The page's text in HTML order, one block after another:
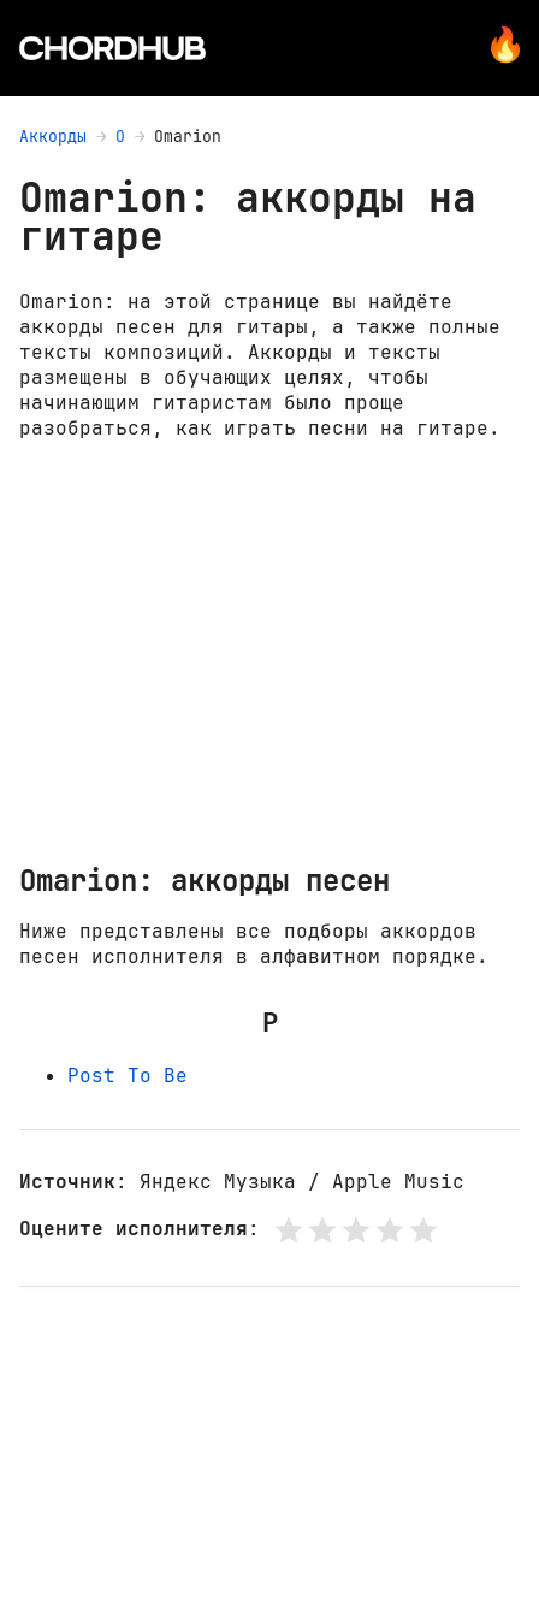
Аккорды O Omarion
Omarion: аккорды на
гитаре
Omarion: на этой странице вы найдёте
аккорды песен для гитары, а также полные
тексты композиций. Аккорды и тексты
размещены в обучающих целях, чтобы
начинающим гитаристам было проще
разобраться, как играть песни на гитаре.
Omarion: аккорды песен
Ниже представлены все подборы аккордов
песен исполнителя в алфавитном порядке.
P
Post To Be
Источник: Яндекс Музыка / Apple Music
Оцените исполнителя: